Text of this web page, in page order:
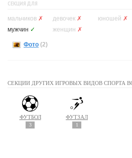
СЕКЦИЯ ДЛЯ
мальчиков ✗ девочек ✗ юношей ✗
мужчин ✓ женщин ✗
Фото (2)
СЕКЦИИ ДРУГИХ ИГРОВЫХ ВИДОВ СПОРТА
ФУТБОЛ
3
ФУТЗАЛ
1